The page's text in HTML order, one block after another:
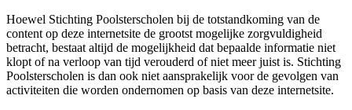
Hoewel Stichting Poolsterscholen bij de totstandkoming van de
content op deze internetsite de grootst mogelijke zorgvuldigheid
betracht, bestaat altijd de mogelijkheid dat bepaalde informatie niet
klopt of na verloop van tijd verouderd of niet meer juist is. Stichting
Poolsterscholen is dan ook niet aansprakelijk voor de gevolgen van
activiteiten die worden ondernomen op basis van deze internetsite.